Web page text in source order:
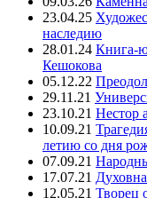
23.04.25
наследию
28.01.24 Книга-
Кешокова
05.12.22
29.11.21
23.10.21 Нестор
10.09.21
летию со дня
07.09.21
17.07.21
12.05.21 Творец